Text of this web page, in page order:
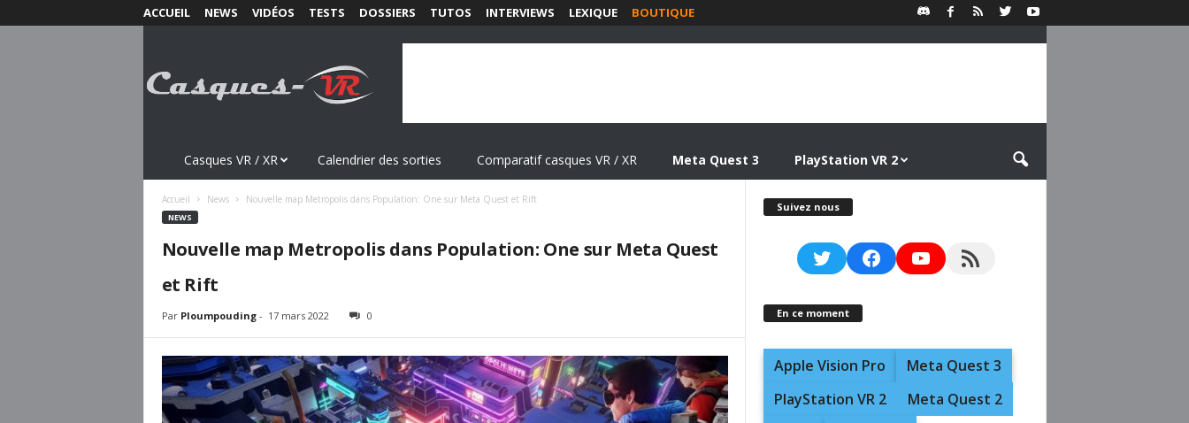
ACCUEIL NEWS VIDÉOS TESTS DOSSIERS TUTOS INTERVIEWS LEXIQUE BOUTIQUE
s
Casques VR / XR Calendrier des sorties Comparatif casques VR / XR Meta Quest 3 PlayStation VR 2
Accueil News Nouvelle map Metropolis dans Population: One sur Meta Quest et Rift
NEWS
Nouvelle map Metropolis dans Population: One sur Meta Quest
et Rift
Par Ploumpouding- 17 mars 2022 0
Suivez nous
TwitterFacebookYouTubeRSS Feed
En ce moment
Apple Vision Pro
Meta Quest 3
PlayStation VR 2
Meta Quest 2